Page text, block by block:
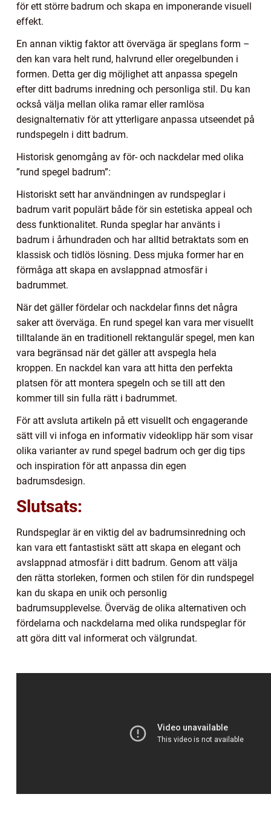
för ett större badrum och skapa en imponerande visuell
effekt.
En annan viktig faktor att överväga är speglans form –
den kan vara helt rund, halvrund eller oregelbunden i
formen. Detta ger dig möjlighet att anpassa spegeln
efter ditt badrums inredning och personliga stil. Du kan
också välja mellan olika ramar eller ramlösa
designalternativ för att ytterligare anpassa utseendet på
rundspegeln i ditt badrum.
Historisk genomgång av för- och nackdelar med olika
”rund spegel badrum”:
Historiskt sett har användningen av rundspeglar i
badrum varit populärt både för sin estetiska appeal och
dess funktionalitet. Runda speglar har använts i
badrum i århundraden och har alltid betraktats som en
klassisk och tidlös lösning. Dess mjuka former har en
förmåga att skapa en avslappnad atmosfär i
badrummet.
När det gäller fördelar och nackdelar finns det några
saker att överväga. En rund spegel kan vara mer visuellt
tilltalande än en traditionell rektangulär spegel, men kan
vara begränsad när det gäller att avspegla hela
kroppen. En nackdel kan vara att hitta den perfekta
platsen för att montera spegeln och se till att den
kommer till sin fulla rätt i badrummet.
För att avsluta artikeln på ett visuellt och engagerande
sätt vill vi infoga en informativ videoklipp här som visar
olika varianter av rund spegel badrum och ger dig tips
och inspiration för att anpassa din egen
badrumsdesign.
Slutsats:
Rundspeglar är en viktig del av badrumsinredning och
kan vara ett fantastiskt sätt att skapa en elegant och
avslappnad atmosfär i ditt badrum. Genom att välja
den rätta storleken, formen och stilen för din rundspegel
kan du skapa en unik och personlig
badrumsupplevelse. Överväg de olika alternativen och
fördelarna och nackdelarna med olika rundspeglar för
att göra ditt val informerat och välgrundat.